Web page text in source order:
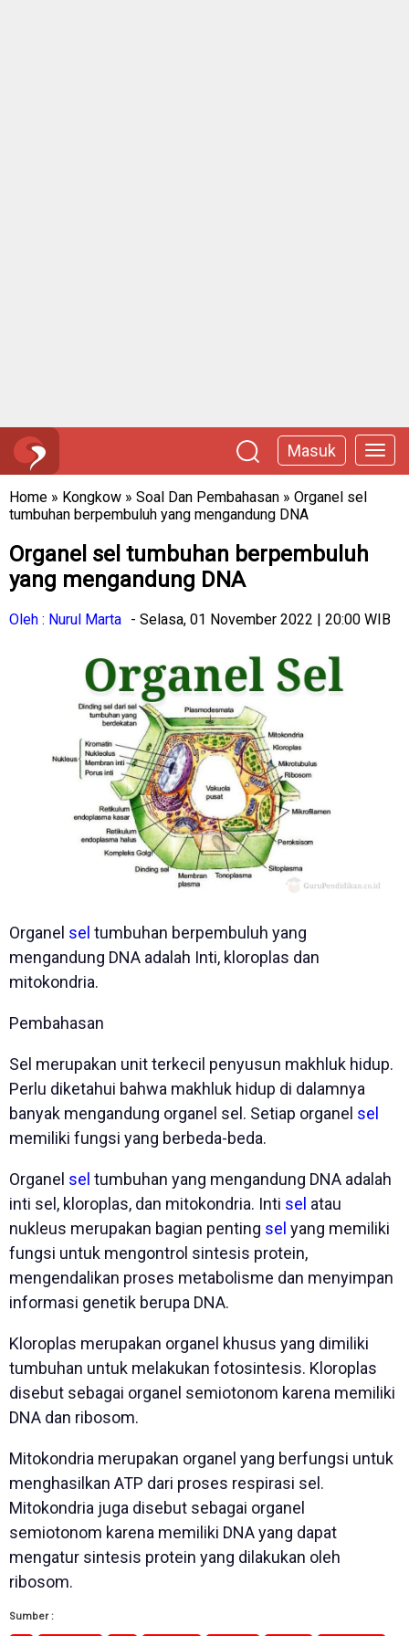
Masuk
Home » Kongkow » Soal Dan Pembahasan » Organel sel
tumbuhan berpembuluh yang mengandung DNA
Organel sel tumbuhan berpembuluh
yang mengandung DNA
Oleh : Nurul Marta - Selasa, 01 November 2022 | 20:00 WIB
Organel sel tumbuhan berpembuluh yang
mengandung DNA adalah Inti, kloroplas dan
mitokondria.
Pembahasan
Sel merupakan unit terkecil penyusun makhluk hidup.
Perlu diketahui bahwa makhluk hidup di dalamnya
banyak mengandung organel sel. Setiap organel sel
memiliki fungsi yang berbeda-beda.
Organel sel tumbuhan yang mengandung DNA adalah
inti sel, kloroplas, dan mitokondria. Inti sel atau
nukleus merupakan bagian penting sel yang memiliki
fungsi untuk mengontrol sintesis protein,
mengendalikan proses metabolisme dan menyimpan
informasi genetik berupa DNA.
Kloroplas merupakan organel khusus yang dimiliki
tumbuhan untuk melakukan fotosintesis. Kloroplas
disebut sebagai organel semiotonom karena memiliki
DNA dan ribosom.
Mitokondria merupakan organel yang berfungsi untuk
menghasilkan ATP dari proses respirasi sel.
Mitokondria juga disebut sebagai organel
semiotonom karena memiliki DNA yang dapat
mengatur sintesis protein yang dilakukan oleh
ribosom.
Sumber :